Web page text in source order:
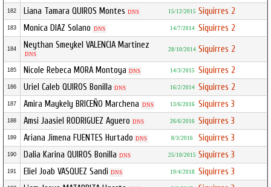
182 Liana Tamara QUIROS Montes DNS 15/12/2015 Siquirres 2
183 Monica DIAZ Solano DNS 14/7/2014 Siquirres 2
184 Neythan Smeykel VALENCIA Martinez
DNS
28/10/2014 Siquirres 2
185 Nicole Rebeca MORA Montoya DNS 14/3/2015 Siquirres 2
186 Uriel Caleb QUIROS Bonilla DNS 16/2/2014 Siquirres 2
187 Amira Maykely BRICEÑO Marchena DNS 13/6/2016 Siquirres 3
188 Amsi Jaasiel RODRIGUEZ Aguero DNS 26/6/2016 Siquirres 3
189 Ariana Jimena FUENTES Hurtado DNS 8/3/2016 Siquirres 3
190 Dalia Karina QUIROS Bonilla DNS 25/10/2015 Siquirres 3
191 Eliel Joab VASQUEZ Sandi DNS 19/4/2018 Siquirres 3